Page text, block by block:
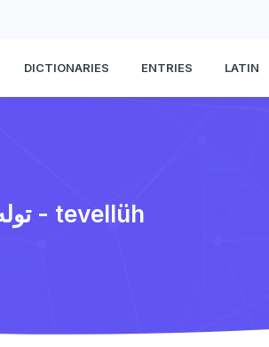
DICTIONARIES ENTRIES LATIN
توله - tevellüh